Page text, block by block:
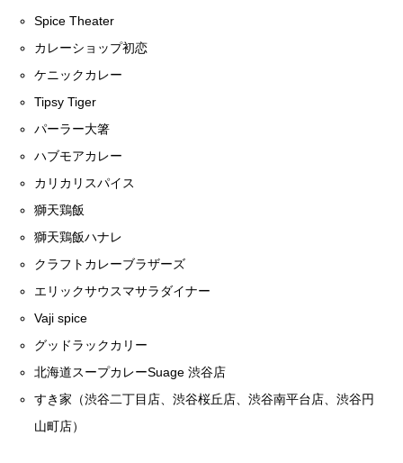
Spice Theater
カレーショップ初恋
ケニックカレー
Tipsy Tiger
パーラー大箸
ハブモアカレー
カリカリスパイス
獅天鶏飯
獅天鶏飯ハナレ
クラフトカレーブラザーズ
エリックサウスマサラダイナー
Vaji spice
グッドラックカリー
北海道スープカレーSuage 渋谷店
すき家（渋谷二丁目店、渋谷桜丘店、渋谷南平台店、渋谷円
山町店）